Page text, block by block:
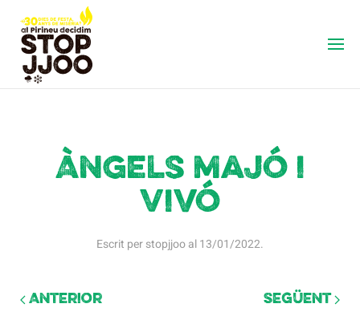
Àngels Majó i
Vivó
Escrit perstopjjooal13/01/2022.
Anterior Següent